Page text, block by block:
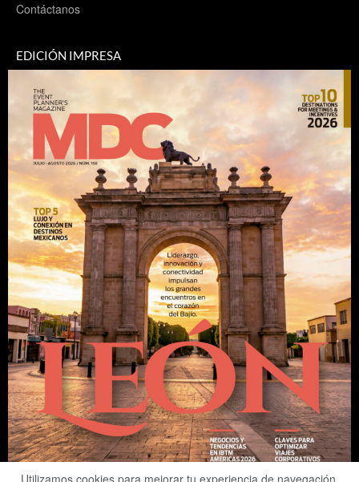
Contáctanos
EDICIÓN IMPRESA
Utilizamos cookies para mejorar tu experiencia de navegación.